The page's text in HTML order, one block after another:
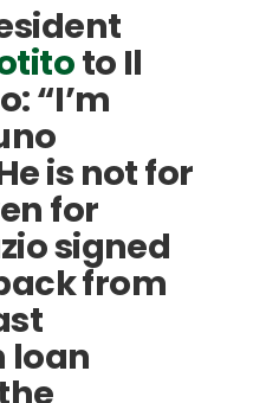
to Il
“I’m
is not for
for
signed
from
loan